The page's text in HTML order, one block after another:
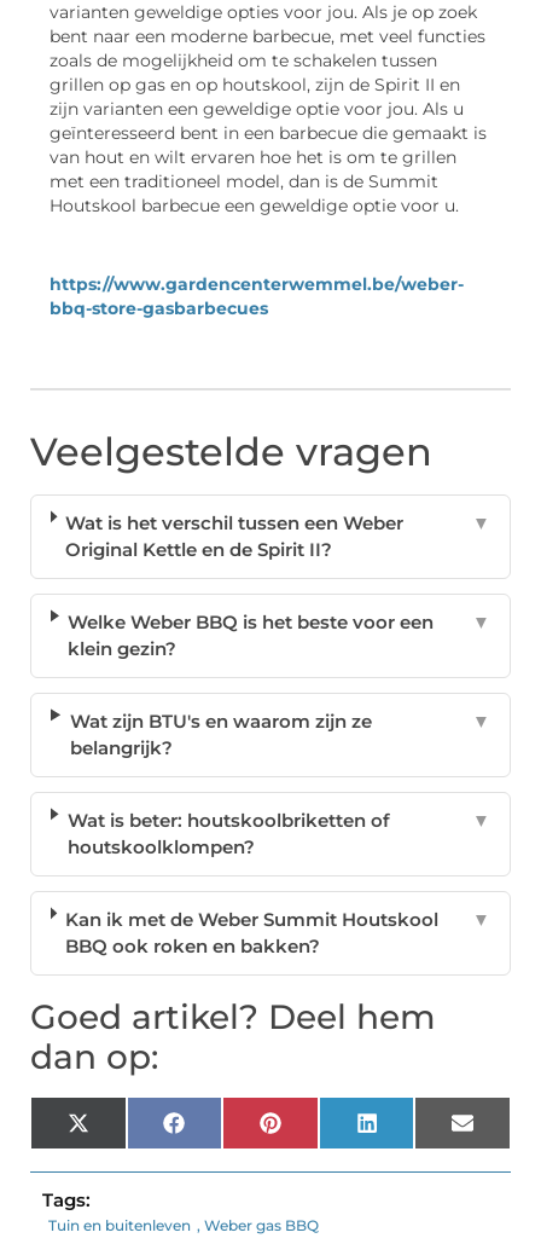
varianten geweldige opties voor jou. Als je op zoek
bent naar een moderne barbecue, met veel functies
zoals de mogelijkheid om te schakelen tussen
grillen op gas en op houtskool, zijn de Spirit II en
zijn varianten een geweldige optie voor jou. Als u
geïnteresseerd bent in een barbecue die gemaakt is
van hout en wilt ervaren hoe het is om te grillen
met een traditioneel model, dan is de Summit
Houtskool barbecue een geweldige optie voor u.
https://www.gardencenterwemmel.be/weber-
bbq-store-gasbarbecues
Veelgestelde vragen
Wat is het verschil tussen een Weber
Original Kettle en de Spirit II?
▼
Welke Weber BBQ is het beste voor een
klein gezin?
▼
Wat zijn BTU's en waarom zijn ze
belangrijk?
▼
Wat is beter: houtskoolbriketten of
houtskoolklompen?
▼
Kan ik met de Weber Summit Houtskool
BBQ ook roken en bakken?
▼
Goed artikel? Deel hem
dan op:
X
(Twitter)
FacebookPinterest LinkedIn Email
Tags:
Tuin en buitenleven , Weber gas BBQ